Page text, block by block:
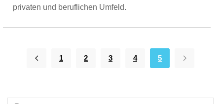
privaten und beruflichen Umfeld.
1 2 3 4 5